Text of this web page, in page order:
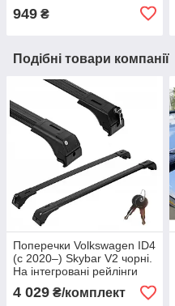
949 ₴
Подібні товари компанії
Поперечки Volkswagen ID4
(c 2020–) Skybar V2 чорні.
На інтегровані рейлінги
4 029 ₴/комплект